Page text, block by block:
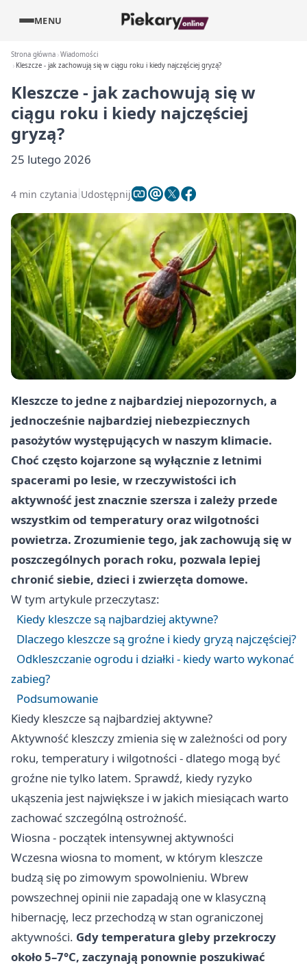
MENU
Strona główna Wiadomości
Kleszcze - jak zachowują się w ciągu roku i kiedy najczęściej gryzą?
Kleszcze - jak zachowują się w
ciągu roku i kiedy najczęściej
gryzą?
25 lutego 2026
4 min czytania Udostępnij
Kleszcze to jedne z najbardziej niepozornych, a
jednocześnie najbardziej niebezpiecznych
pasożytów występujących w naszym klimacie.
Choć często kojarzone są wyłącznie z letnimi
spacerami po lesie, w rzeczywistości ich
aktywność jest znacznie szersza i zależy przede
wszystkim od temperatury oraz wilgotności
powietrza. Zrozumienie tego, jak zachowują się w
poszczególnych porach roku, pozwala lepiej
chronić siebie, dzieci i zwierzęta domowe.
W tym artykule przeczytasz:
Kiedy kleszcze są najbardziej aktywne?
Dlaczego kleszcze są groźne i kiedy gryzą najczęściej?
Odkleszczanie ogrodu i działki - kiedy warto wykonać
zabieg?
Podsumowanie
Kiedy kleszcze są najbardziej aktywne?
Aktywność kleszczy zmienia się w zależności od pory
roku, temperatury i wilgotności - dlatego mogą być
groźne nie tylko latem. Sprawdź, kiedy ryzyko
ukąszenia jest największe i w jakich miesiącach warto
zachować szczególną ostrożność.
Wiosna - początek intensywnej aktywności
Wczesna wiosna to moment, w którym kleszcze
budzą się po zimowym spowolnieniu. Wbrew
powszechnej opinii nie zapadają one w klasyczną
hibernację, lecz przechodzą w stan ograniczonej
aktywności. Gdy temperatura gleby przekroczy
około 5–7°C, zaczynają ponownie poszukiwać